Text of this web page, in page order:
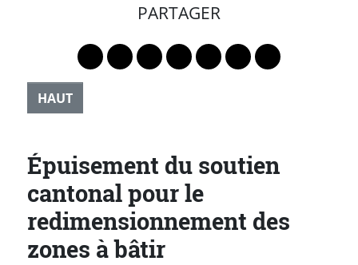
PARTAGER
Lien vers le profil Mastodon
Lien vers le profil Bluesky
Lien vers le profil Instagram
Lien vers le profil Linkedin
Lien vers le profil
Lien vers le profil
Partager par
HAUT
Épuisement du soutien
cantonal pour le
redimensionnement des
zones à bâtir